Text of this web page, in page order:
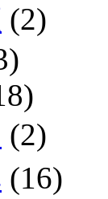
(2)
(2)
(16)